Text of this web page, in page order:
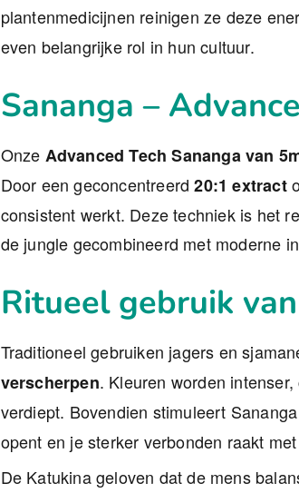
plantenmedicijnen reinigen ze deze
even belangrijke rol in hun cultuur.
Sananga –
Onze Advanced Tech Sananga van
Door een geconcentreerd20:1 extract
consistent werkt. Deze techniek is het
de jungle gecombineerd met moderne
Ritueel gebruik
Traditioneel gebruiken jagers en
verscherpen. Kleuren worden
verdiept. Bovendien stimuleert
opent en je sterker verbonden raakt
De Katukina geloven dat de mens